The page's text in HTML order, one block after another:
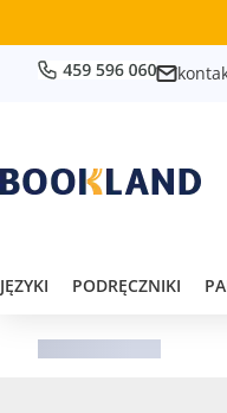
JĘZYKI PODRĘCZNIKI